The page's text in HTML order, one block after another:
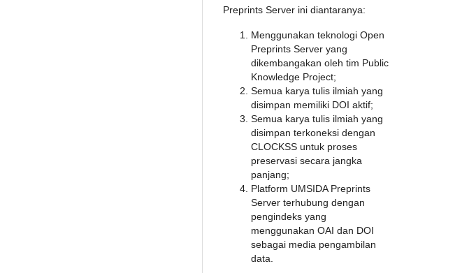
Preprints Server ini diantaranya:
Menggunakan teknologi Open
Preprints Server yang
dikembangakan oleh tim Public
Knowledge Project;
Semua karya tulis ilmiah yang
disimpan memiliki DOI aktif;
Semua karya tulis ilmiah yang
disimpan terkoneksi dengan
CLOCKSS untuk proses
preservasi secara jangka
panjang;
Platform UMSIDA Preprints
Server terhubung dengan
pengindeks yang
menggunakan OAI dan DOI
sebagai media pengambilan
data.